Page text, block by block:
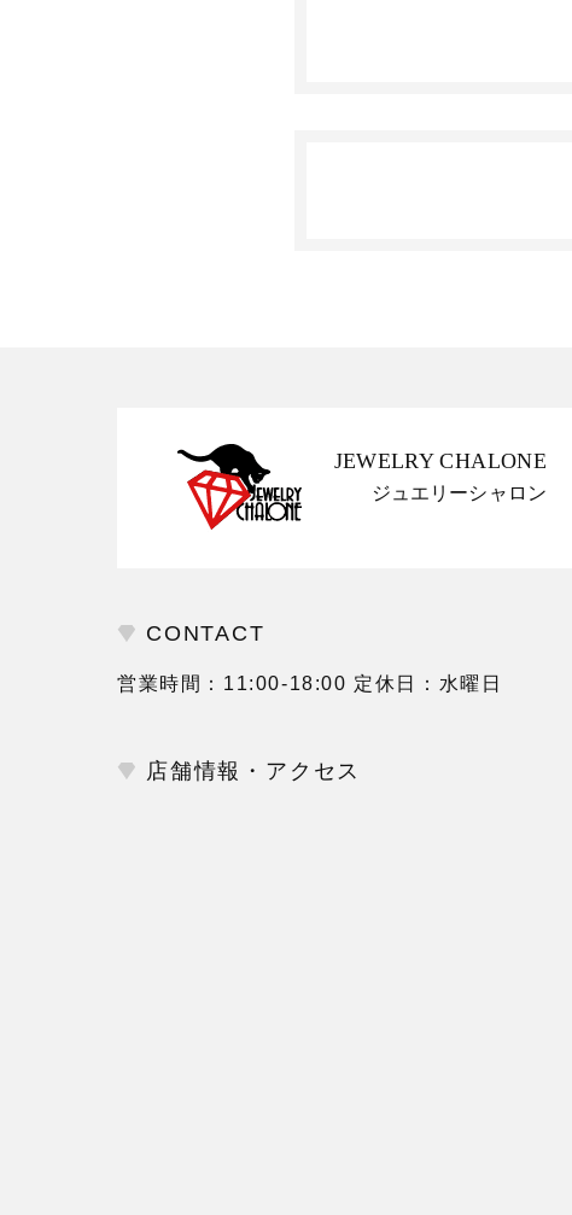
JEWELRY CHALONE
ジュエリーシャロン
CONTACT
営業時間：11:00-18:00 定休日：水曜日
店舗情報・アクセス